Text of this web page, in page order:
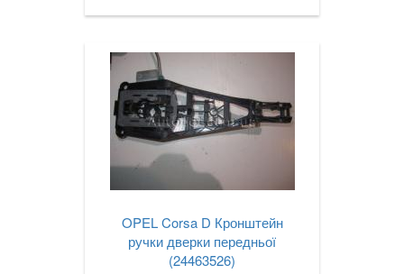
OPEL Corsa D Кронштейн
ручки дверки передньої
(24463526)